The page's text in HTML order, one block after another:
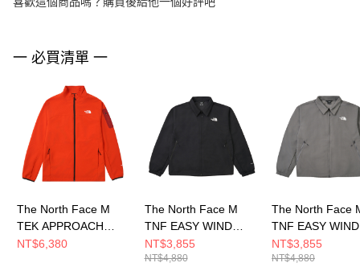
一 必買清單 一
The North Face M
TEK APPROACH
JACKET - AP 男 其他
NT$6,380
The North Face M
TNF EASY WIND
JACKET - AP 男 風衣
外套 NF0A8HQEJK3
NT$3,855
NT$4,880
The North Face
TNF EASY WIND
JACKET - AP 男
外套
NT$3,855
NT$4,880